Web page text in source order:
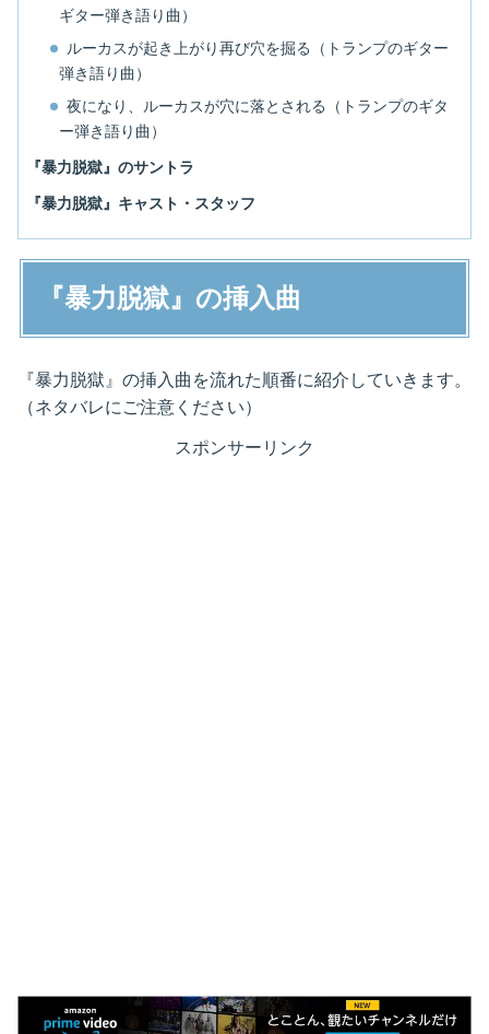
ギター弾き語り曲）
ルーカスが起き上がり再び穴を掘る（トランプのギター
弾き語り曲）
夜になり、ルーカスが穴に落とされる（トランプのギタ
ー弾き語り曲）
『暴力脱獄』のサントラ
『暴力脱獄』キャスト・スタッフ
『暴力脱獄』の挿入曲
『暴力脱獄』の挿入曲を流れた順番に紹介していきます。
（ネタバレにご注意ください）
スポンサーリンク